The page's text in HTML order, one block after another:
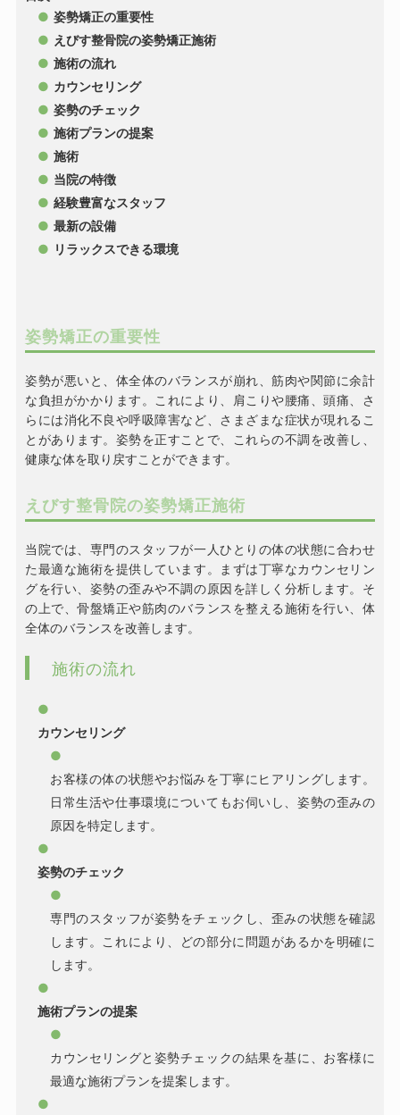
姿勢矯正の重要性
えびす整骨院の姿勢矯正施術
施術の流れ
カウンセリング
姿勢のチェック
施術プランの提案
施術
当院の特徴
経験豊富なスタッフ
最新の設備
リラックスできる環境
姿勢矯正の重要性
姿勢が悪いと、体全体のバランスが崩れ、筋肉や関節に余計
な負担がかかります。これにより、肩こりや腰痛、頭痛、さ
らには消化不良や呼吸障害など、さまざまな症状が現れるこ
とがあります。姿勢を正すことで、これらの不調を改善し、
健康な体を取り戻すことができます。
えびす整骨院の姿勢矯正施術
当院では、専門のスタッフが一人ひとりの体の状態に合わせ
た最適な施術を提供しています。まずは丁寧なカウンセリン
グを行い、姿勢の歪みや不調の原因を詳しく分析します。そ
の上で、骨盤矯正や筋肉のバランスを整える施術を行い、体
全体のバランスを改善します。
施術の流れ
カウンセリング
お客様の体の状態やお悩みを丁寧にヒアリングします。
日常生活や仕事環境についてもお伺いし、姿勢の歪みの
原因を特定します。
姿勢のチェック
専門のスタッフが姿勢をチェックし、歪みの状態を確認
します。これにより、どの部分に問題があるかを明確に
します。
施術プランの提案
カウンセリングと姿勢チェックの結果を基に、お客様に
最適な施術プランを提案します。